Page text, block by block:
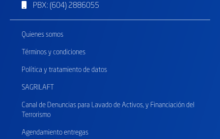
PBX: (604) 2886055
Quienes somos
Términos y condiciones
Política y tratamiento de datos
SAGRILAFT
Canal de Denuncias para Lavado de Activos, y Financiación del
Terrorismo
Agendamiento entregas